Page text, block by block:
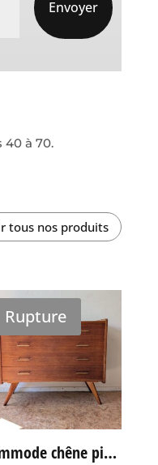
Envoyer
40 à 70.
tous nos produits
Rupture
Commode chêne pieds compas vintage